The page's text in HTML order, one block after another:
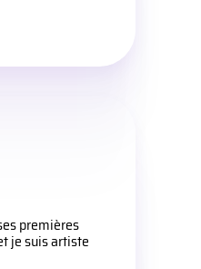
premières
je suis artiste